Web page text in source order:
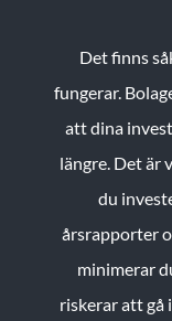
Det finns
fungerar.
att dina
längre. Det är
du
årsrapporter
minimerar
riskerar att gå